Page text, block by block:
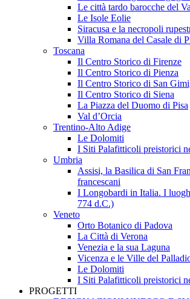
Le città tardo barocche del
Le Isole Eolie
Siracusa e la necropoli
Villa Romana del Casale di
Toscana
Il Centro Storico di Firenze
Il Centro Storico di Pienza
Il Centro Storico di San
Il Centro Storico di Siena
La Piazza del Duomo di Pisa
Val d’Orcia
Trentino-Alto Adige
Le Dolomiti
I Siti Palafitticoli preistorici
Umbria
Assisi, la Basilica di San
francescani
I Longobardi in Italia. I
774 d.C.)
Veneto
Orto Botanico di Padova
La Città di Verona
Venezia e la sua Laguna
Vicenza e le Ville del
Le Dolomiti
I Siti Palafitticoli preistorici
PROGETTI